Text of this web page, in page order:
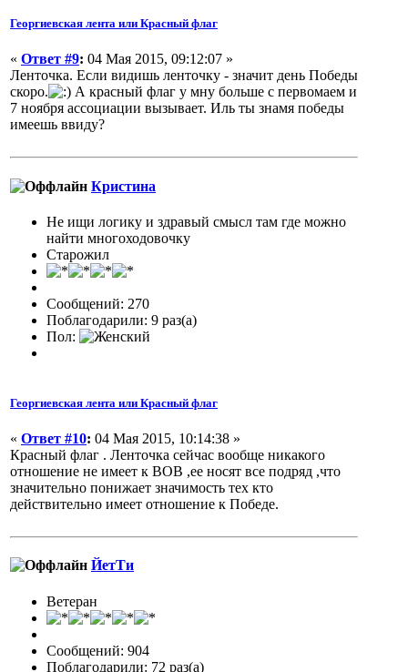
Георгиевская лента или Красный флаг
« Ответ #9: 04 Мая 2015, 09:12:07 »
Ленточка. Если видишь ленточку - значит день Победы
скоро.
А красный флаг у мну больше с первомаем и
7 ноября ассоциации вызывает. Иль ты знамя победы
имеешь ввиду?
Кристина
Не ищи логику и здравый смысл там где можно
найти многоходовочку
Старожил
Сообщений: 270
Поблагодарили: 9 раз(а)
Пол:
Георгиевская лента или Красный флаг
« Ответ #10: 04 Мая 2015, 10:14:38 »
Красный флаг . Ленточка сейчас вообще никакого
отношение не имеет к ВОВ ,ее носят все подряд ,что
значительно понижает значимость тех кто
действительно имеет отношение к Победе.
ЙетТи
Ветеран
Сообщений: 904
Поблагодарили: 72 раз(а)